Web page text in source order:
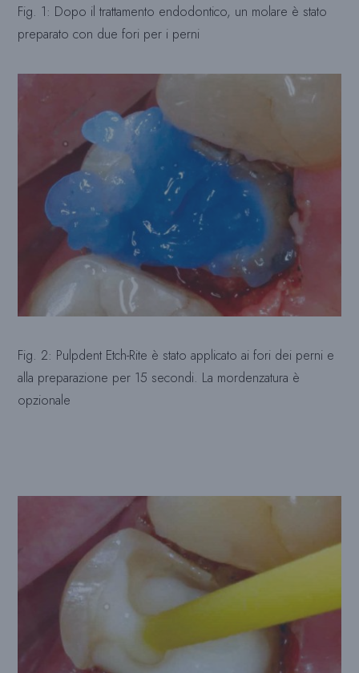
Fig. 1: Dopo il trattamento endodontico, un molare è stato
preparato con due fori per i perni
Fig. 2: Pulpdent Etch-Rite è stato applicato ai fori dei perni e
alla preparazione per 15 secondi. La mordenzatura è
opzionale